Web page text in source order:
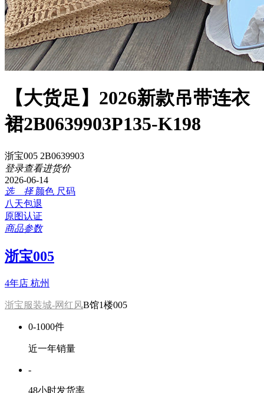
【大货足】2026新款吊带连衣
裙2B0639903P135-K198
浙宝005 2B0639903
登录查看进货价
2026-06-14
选 择 颜色 尺码
八天包退
原图认证
商品参数
浙宝005
4年店 杭州
浙宝服装城-网红风B馆1楼005
0-1000件
近一年销量
-
48小时发货率